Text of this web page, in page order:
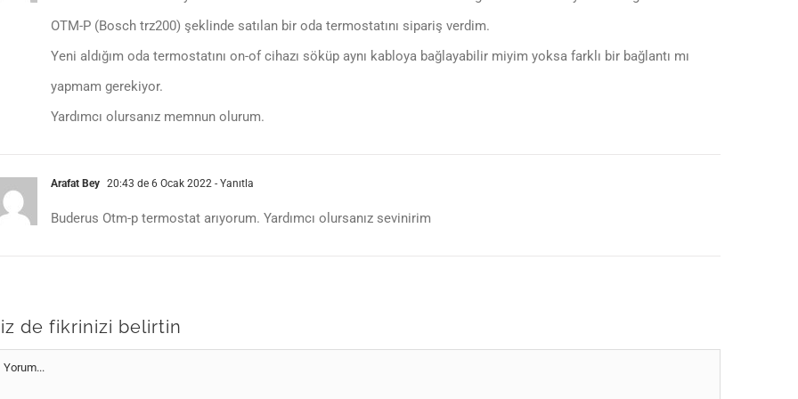
OTM-P (Bosch trz200) şeklinde satılan bir oda termostatını sipariş verdim.
Yeni aldığım oda termostatını on-of cihazı söküp aynı kabloya bağlayabilir miyim yoksa farklı bir bağlantı mı
yapmam gerekiyor.
Yardımcı olursanız memnun olurum.
Arafat Bey 20:43 de 6 Ocak 2022 - Yanıtla
Buderus Otm-p termostat arıyorum. Yardımcı olursanız sevinirim
de fikrinizi belirtin